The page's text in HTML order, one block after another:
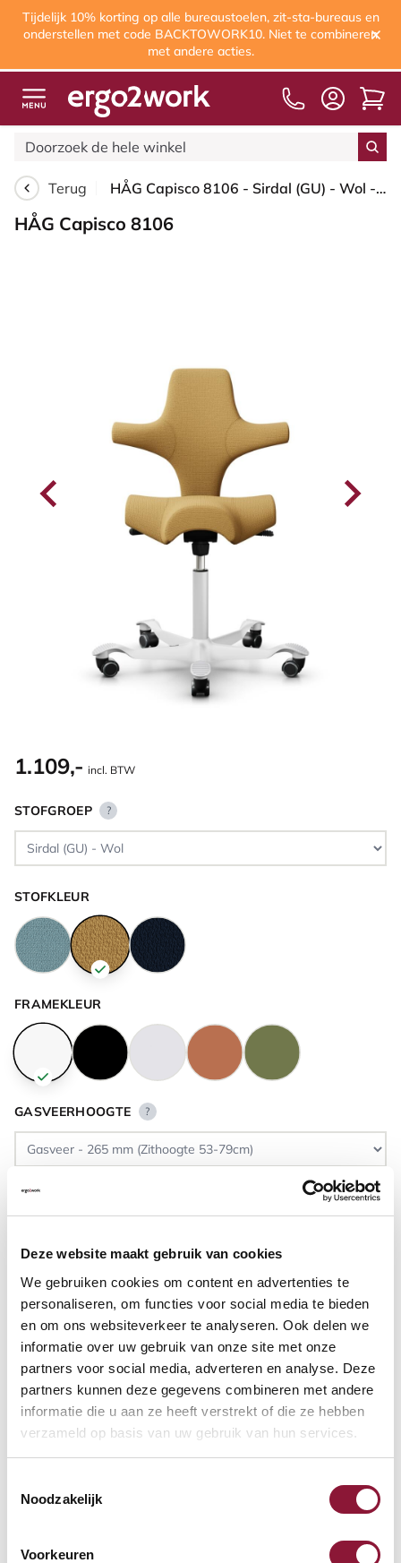
Deze website maakt gebruik van cookies
We gebruiken cookies om content en advertenties te
personaliseren, om functies voor social media te bieden
en om ons websiteverkeer te analyseren. Ook delen we
informatie over uw gebruik van onze site met onze
partners voor social media, adverteren en analyse. Deze
partners kunnen deze gegevens combineren met andere
informatie die u aan ze heeft verstrekt of die ze hebben
verzameld op basis van uw gebruik van hun services.
Noodzakelijk
Voorkeuren
Tijdelijk 10% korting op alle bureaustoelen, zit-sta-bureaus en
onderstellen met code BACKTOWORK10. Niet te combineren
met andere acties.
Terug HÅG Capisco 8106 - Sirdal (GU) - Wol - SRD320 - Ochre - Framekleur - Wit - Gasveer - 265 mm (Zithoogte 53-79cm) - Vloercontact - Harde wielen t.b.v. zachte vloeren - Voetenring - Nee, geen voetenring - Voetster - Nee, voetster in framekleur
HÅG Capisco 8106
1.109,- incl. BTW
STOFGROEP ?
STOFKLEUR
FRAMEKLEUR
GASVEERHOOGTE ?
VLOERCONTACT
VOETENRING ?
VOETENSTER IN GEPOLIJST ALUMINIUM ?